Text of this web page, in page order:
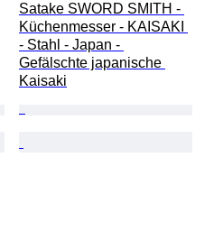
Satake SWORD SMITH -
Küchenmesser - KAISAKI
- Stahl - Japan -
Gefälschte japanische
Kaisaki